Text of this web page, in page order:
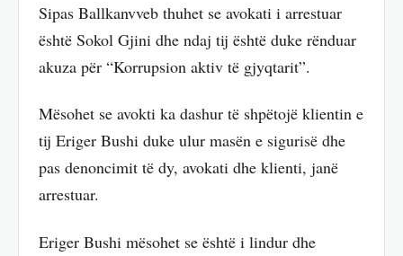
Sipas Ballkanvveb thuhet se avokati i arrestuar
është Sokol Gjini dhe ndaj tij është duke rënduar
akuza për “Korrupsion aktiv të gjyqtarit”.
Mësohet se avokti ka dashur të shpëtojë klientin e
tij Eriger Bushi duke ulur masën e sigurisë dhe
pas denoncimit të dy, avokati dhe klienti, janë
arrestuar.
Eriger Bushi mësohet se është i lindur dhe